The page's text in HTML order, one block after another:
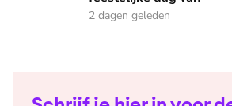
2 dagen geleden